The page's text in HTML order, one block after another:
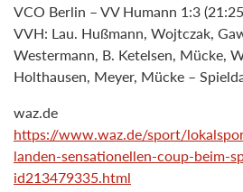
VCO Berlin – VV Humann 1:3
VVH: Lau. Hußmann, Wojtczak,
Westermann, B. Ketelsen, Mücke,
Holthausen, Meyer, Mücke –
waz.de
https://www.waz.de/sport/
landen-sensationellen-coup-beim-
id213479335.html